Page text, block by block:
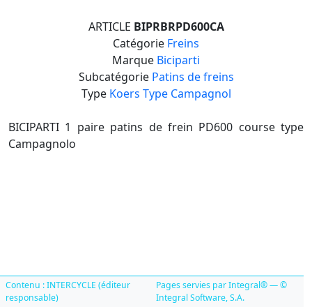
ARTICLE BIPRBRPD600CA
Catégorie Freins
Marque Biciparti
Subcatégorie Patins de freins
Type Koers Type Campagnol
BICIPARTI 1 paire patins de frein PD600 course type
Campagnolo
Contenu : INTERCYCLE (éditeur
responsable)
Pages servies par Integral® — ©
Integral Software, S.A.